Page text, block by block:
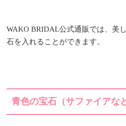
WAKO BRIDAL公式通販では、美
石を入れることができます。
青色の宝石（サファイアな